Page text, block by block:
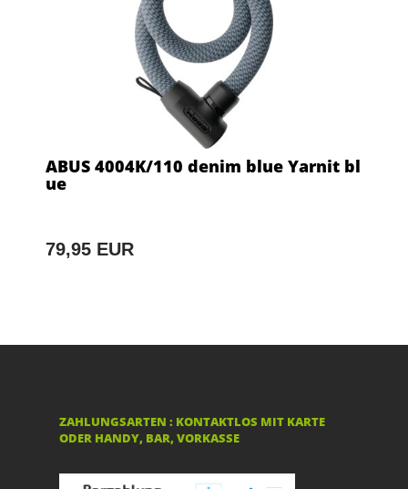
ABUS 4004K/110 denim blue Yarnit bl
ue
79,95 EUR
ZAHLUNGSARTEN : KONTAKTLOS MIT KARTE
ODER HANDY, BAR, VORKASSE